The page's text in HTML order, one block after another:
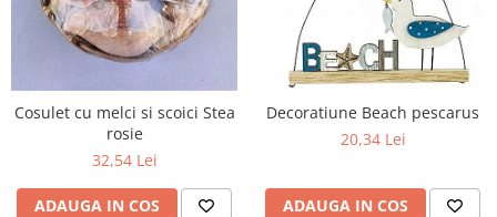
Barci, vapoare, ambarcatiuni
Decoratiuni care se agata
Cosulet cu melci si scoici Stea
rosie
32,54 Lei
ADAUGA IN COS
Decoratiune Beach pescarus
20,34 Lei
ADAUGA IN COS